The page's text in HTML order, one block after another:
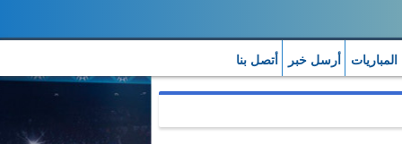
المباريات أرسل خبر أتصل بنا